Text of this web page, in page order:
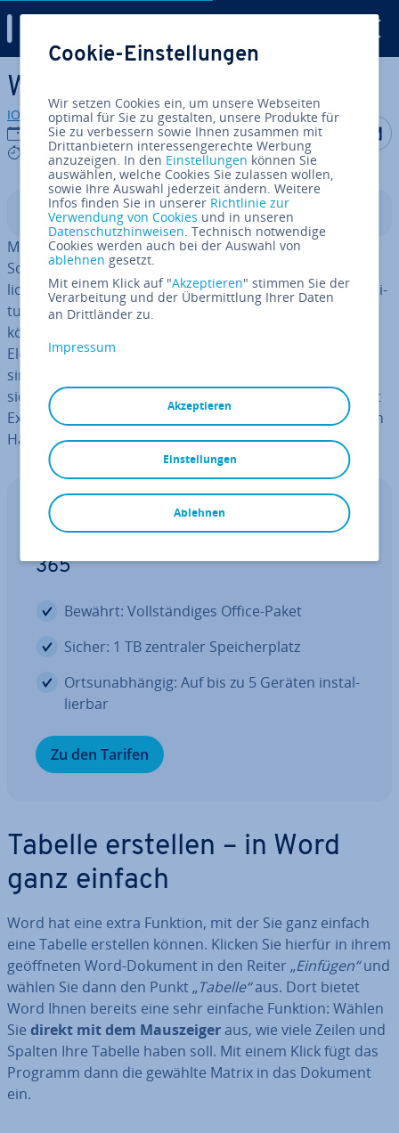
Zum Haupt­in­halt springen
Word: Tabelle erstellen
IONOS Redaktion
23.09.2020
6 mins
Auf Auf
In­halts­ver­zeich­nis
Microsoft Word ist die wahr­schein­lich be­lieb­tes­te
Software zur Text­ver­ar­bei­tung. Das Programm er­mög­
licht es Anwendern, sehr schnell und – in den meisten Si­
tua­tio­nen – un­kom­pli­ziert einen Text zu verfassen. Sie
können mit der Software aber auch noch weitere
Elemente in Ihre Dokumente einfügen: Neben Bildern
sind das zum Beispiel Tabellen. Wer schnell eine über­
sicht­li­che Tabelle erzeugen möchte, braucht dafür nicht
Excel: Word selbst bietet Funk­tio­nen dafür ebenfalls von
Haus aus.
Word mit Microsoft 365 Business von IONOS!
365
Bewährt: Voll­stän­di­ges Office-Paket
Sicher: 1 TB zentraler Spei­cher­platz
Orts­un­ab­hän­gig: Auf bis zu 5 Geräten in­stal­
lier­bar
Zu den Tarifen
Tabelle erstellen – in Word
ganz einfach
Word hat eine extra Funktion, mit der Sie ganz einfach
eine Tabelle erstellen können. Klicken Sie hierfür in ihrem
ge­öff­ne­ten Word-Dokument in den Reiter „Einfügen“und
wählen Sie dann den Punkt „Tabelle“aus. Dort bietet
Word Ihnen bereits eine sehr einfache Funktion: Wählen
Sie direkt mit dem Maus­zei­geraus, wie viele Zeilen und
Spalten Ihre Tabelle haben soll. Mit einem Klick fügt das
Programm dann die gewählte Matrix in das Dokument
ein.
Cookie-Einstellungen
Wir setzen Cookies ein, um unsere Webseiten
optimal für Sie zu gestalten, unsere Produkte für
Sie zu verbessern sowie Ihnen zusammen mit
Drittanbietern interessengerechte Werbung
anzuzeigen. In den Einstellungen können Sie
auswählen, welche Cookies Sie zulassen wollen,
sowie Ihre Auswahl jederzeit ändern. Weitere
Infos finden Sie in unserer Richtlinie zur
Verwendung von Cookies und in unseren
Datenschutzhinweisen. Technisch notwendige
Cookies werden auch bei der Auswahl von
ablehnen gesetzt.
Mit einem Klick auf "Akzeptieren" stimmen Sie der
Verarbeitung und der Übermittlung Ihrer Daten
an Drittländer zu.
Impressum
Akzeptieren
Ablehnen
Einstellungen